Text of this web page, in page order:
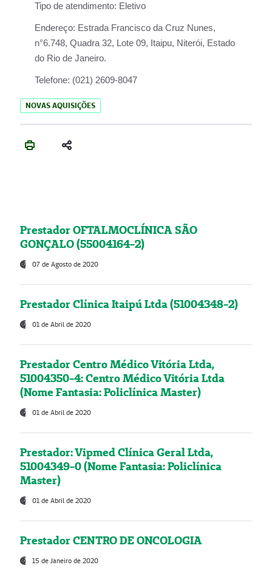
Tipo de atendimento: Eletivo
Endereço: Estrada Francisco da Cruz Nunes,
n°6.748, Quadra 32, Lote 09, Itaipu, Niterói, Estado
do Rio de Janeiro.
Telefone: (021) 2609-8047
NOVAS AQUISIÇÕES
Prestador OFTALMOCLÍNICA SÃO
GONÇALO (55004164-2)
07 de Agosto de 2020
Prestador Clínica Itaipú Ltda (51004348-2)
01 de Abril de 2020
Prestador Centro Médico Vitória Ltda,
51004350-4: Centro Médico Vitória Ltda
(Nome Fantasia: Policlínica Master)
01 de Abril de 2020
Prestador: Vipmed Clínica Geral Ltda,
51004349-0 (Nome Fantasia: Policlínica
Master)
01 de Abril de 2020
Prestador CENTRO DE ONCOLOGIA
15 de Janeiro de 2020